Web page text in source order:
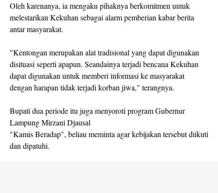
Oleh karenanya, ia mengaku pihaknya berkomitmen untuk
melestarikan Kekuhan sebagai alarm pemberian kabar berita
antar masyarakat.
"Kentongan merupakan alat tradisional yang dapat digunakan
disituasi seperti apapun. Seandainya terjadi bencana Kekuhan
dapat digunakan untuk memberi informasi ke masyarakat
dengan harapan tidak terjadi korban jiwa," terangnya.
Bupati dua periode itu juga menyoroti program Gubernur
Lampung Mirzani Djausal
"Kamis Beradap", beliau meminta agar kebijakan tersebut diikuti
dan dipatuhi.